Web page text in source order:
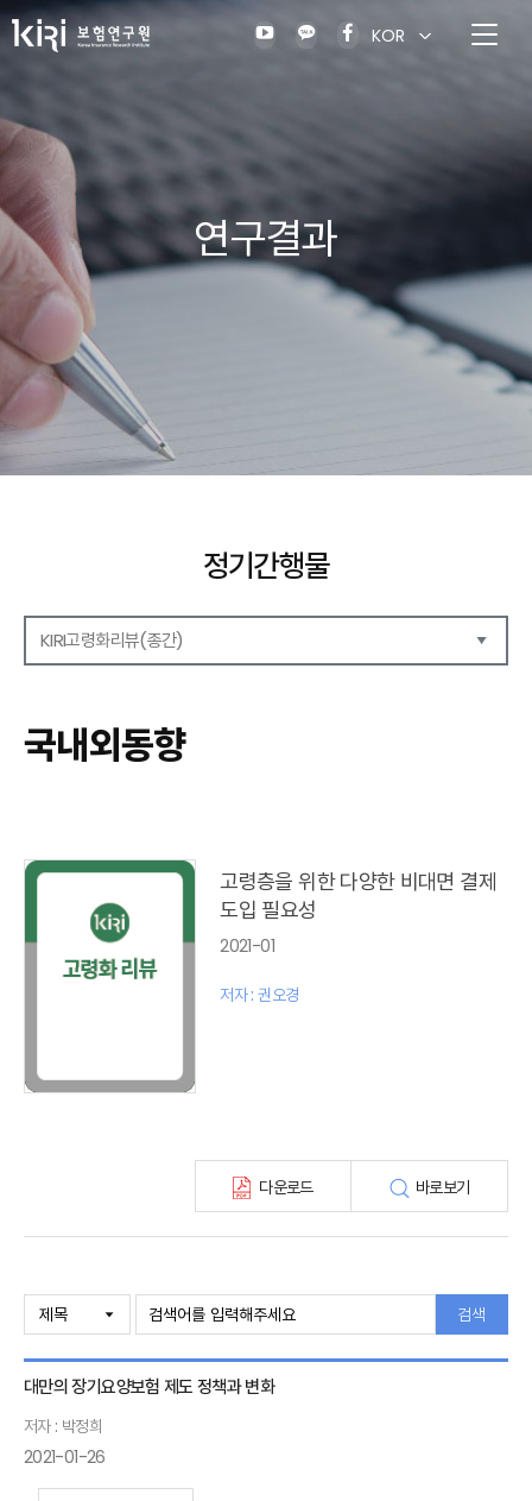
KOR
연구결과
정기간행물
KIRI고령화리뷰(종간)
보험금융연구
KIRI 리포트
이슈 분석(종간)
해외 학술연구 분석(종간)
국내외동향(종간)
특별기고(종간)
고령화리뷰 모음집(종간)
최신보험정보
해외보험금융동향(종간)
국내외동향
고령층을 위한 다양한 비대면 결제
도입 필요성
2021-01
저자 : 권오경
다운로드 바로보기
검색
대만의 장기요양보험 제도 정책과 변화
저자 : 박정희
2021-01-26